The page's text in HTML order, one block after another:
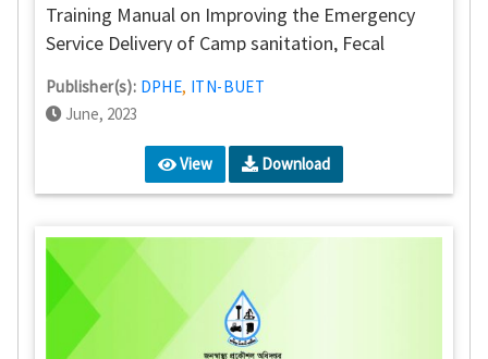
Training Manual on Improving the Emergency
Service Delivery of Camp sanitation, Fecal
Publisher(s): DPHE, ITN-BUET
June, 2023
View Download